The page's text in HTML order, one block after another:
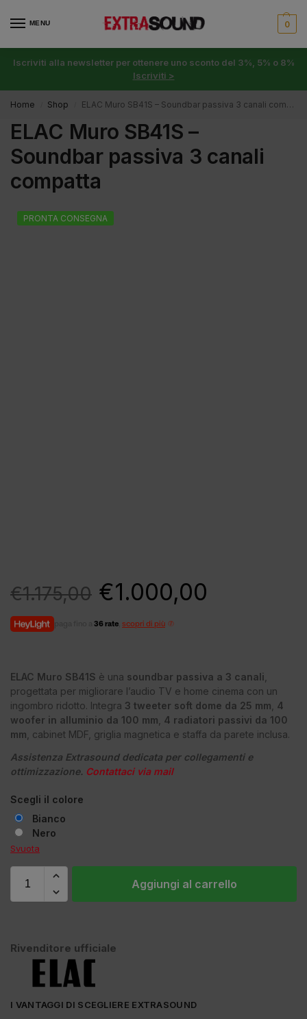
MENU 0
Iscriviti alla newsletter per ottenere uno sconto del 3%, 5% o 8%
Iscriviti >
Home Shop ELAC Muro SB41S – Soundbar passiva 3 canali compatta
ELAC Muro SB41S –
Soundbar passiva 3 canali
compatta
PRONTA CONSEGNA
€1.175,00 €1.000,00
36 rate scopri di più
ELAC Muro SB41S è una soundbar passiva a 3 canali
progettata per migliorare l’audio TV e home cinema con un
ingombro ridotto. Integra 3 tweeter soft dome da 25 mm 4
woofer in alluminio da 100 mm 4 radiatori passivi da 100
mm , cabinet MDF, griglia magnetica e staffa da parete inclusa.
Assistenza Extrasound dedicata per collegamenti e
ottimizzazione. Contattaci via mail
Scegli il colore
Bianco
Nero
Svuota
Aggiungi al carrello
Rivenditore ufficiale
I VANTAGGI DI SCEGLIERE EXTRASOUND